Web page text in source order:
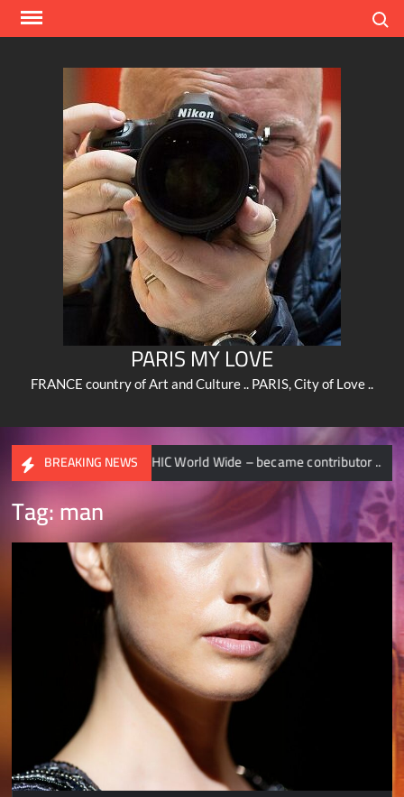
Skip
PARIS MY LOVE
FRANCE country of Art and Culture .. PARIS, City of Love ..
BREAKING NEWS
NATIONAL GEOGRAPHIC World Wide – became contributor ..
Tag:man